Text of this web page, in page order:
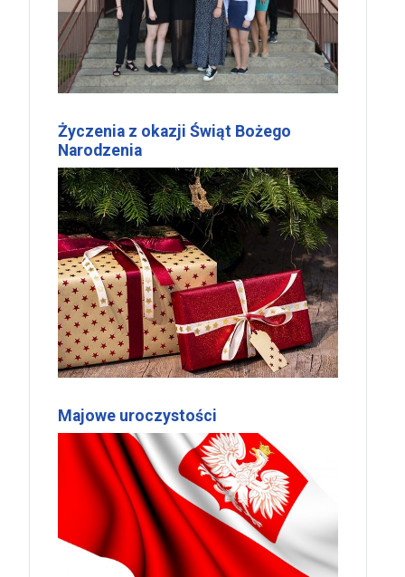
Życzenia z okazji Świąt Bożego
Narodzenia
Majowe uroczystości